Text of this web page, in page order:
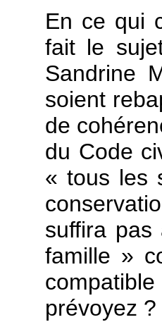
En ce qui
fait le
Sandrine
soient
de
du Code
« tous les
suffira
famille »
prévoyez ?